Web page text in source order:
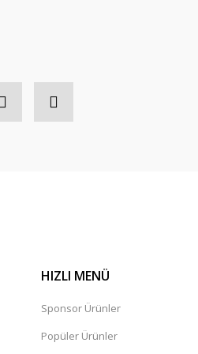
HIZLI MENÜ
Sponsor Ürünler
Popüler Ürünler